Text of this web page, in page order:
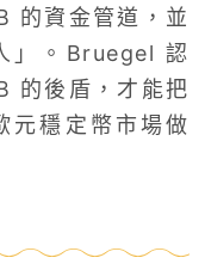
的資金管道，並
」。Bruegel 認
的後盾，才能把
元穩定幣市場做